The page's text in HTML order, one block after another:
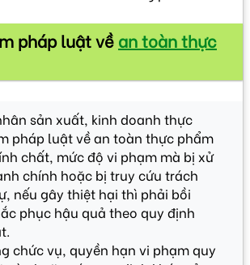
pháp luật về an toàn thực
sản xuất, kinh doanh thực
pháp luật về an toàn thực phẩm
chất, mức độ vi phạm mà bị xử
chính hoặc bị truy cứu trách
nếu gây thiệt hại thì phải bồi
phục hậu quả theo quy định
chức vụ, quyền hạn vi phạm quy